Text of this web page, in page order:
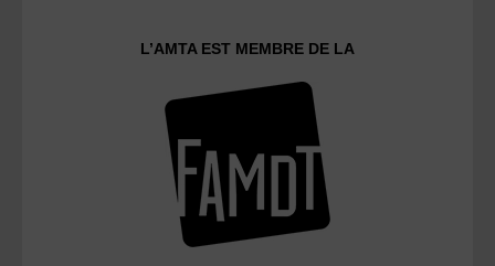
L’AMTA EST MEMBRE DE LA